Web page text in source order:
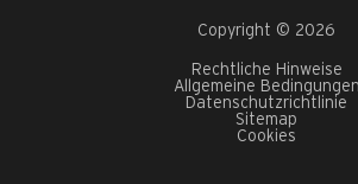
Copyright © 2026
Rechtliche Hinweise
Allgemeine Bedingungen
Datenschutzrichtlinie
Sitemap
Cookies